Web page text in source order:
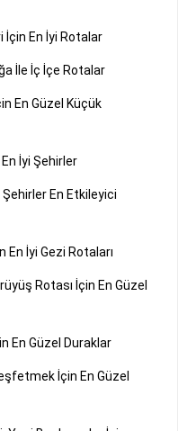
İçin En İyi Rotalar
İle İç İçe Rotalar
En Güzel Küçük
İyi Şehirler
En Etkileyici
İyi Gezi Rotaları
Rotası İçin En Güzel
En Güzel Duraklar
İçin En Güzel